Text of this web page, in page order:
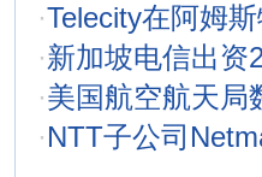
·Telecity在阿姆
·新加坡电信出资
·美国航空航天局
·NTT子公司